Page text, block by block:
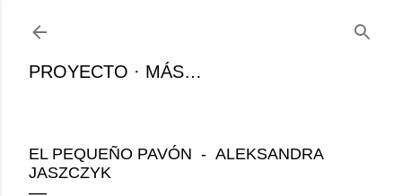
Ir al contenido principal
PROYECTO MÁS…
EL PEQUEÑO PAVÓN - ALEKSANDRA
JASZCZYK